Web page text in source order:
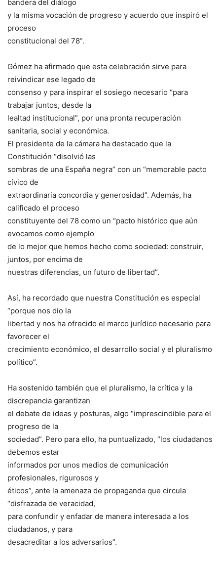
bandera del diálogo
y la misma vocación de progreso y acuerdo que inspiró el
proceso
constitucional del 78”.
Gómez ha afirmado que esta celebración sirve para
reivindicar ese legado de
consenso y para inspirar el sosiego necesario “para
trabajar juntos, desde la
lealtad institucional”, por una pronta recuperación
sanitaria, social y económica.
El presidente de la cámara ha destacado que la
Constitución “disolvió las
sombras de una España negra” con un “memorable pacto
cívico de
extraordinaria concordia y generosidad”. Además, ha
calificado el proceso
constituyente del 78 como un “pacto histórico que aún
evocamos como ejemplo
de lo mejor que hemos hecho como sociedad: construir,
juntos, por encima de
nuestras diferencias, un futuro de libertad”.
Así, ha recordado que nuestra Constitución es especial
“porque nos dio la
libertad y nos ha ofrecido el marco jurídico necesario para
favorecer el
crecimiento económico, el desarrollo social y el pluralismo
político”.
Ha sostenido también que el pluralismo, la crítica y la
discrepancia garantizan
el debate de ideas y posturas, algo “imprescindible para el
progreso de la
sociedad”. Pero para ello, ha puntualizado, “los ciudadanos
debemos estar
informados por unos medios de comunicación
profesionales, rigurosos y
éticos”, ante la amenaza de propaganda que circula
“disfrazada de veracidad,
para confundir y enfadar de manera interesada a los
ciudadanos, y para
desacreditar a los adversarios”.